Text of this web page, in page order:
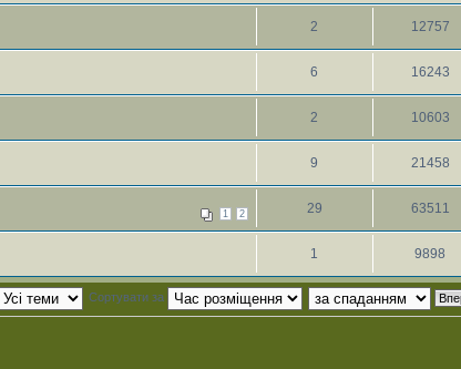
2 12757
6 16243
2 10603
9 21458
1 2 29 63511
1 9898
Сортувати за